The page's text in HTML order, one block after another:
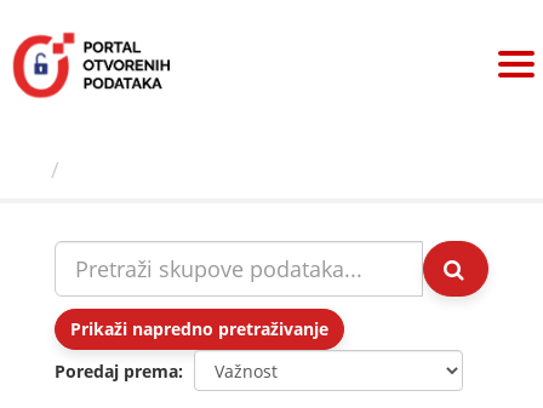
sadržaj
Prikaži napredno pretraživanje
Poredaj prema